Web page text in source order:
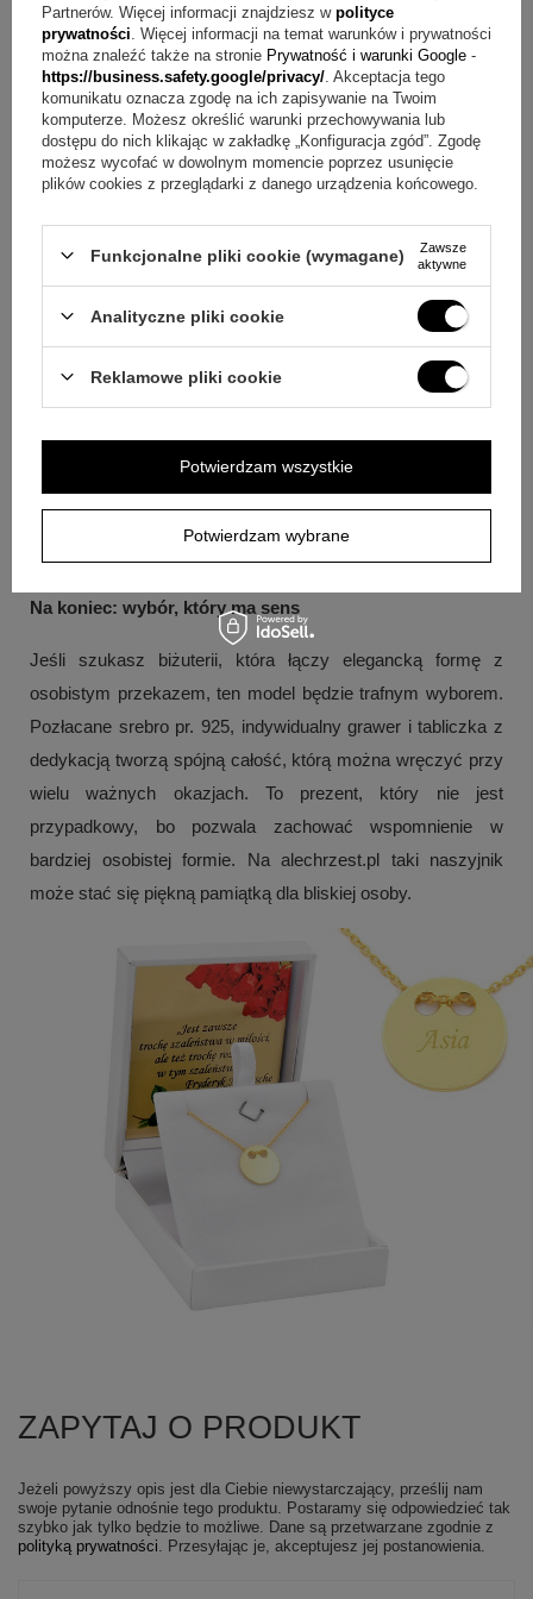
Odpowiedź:Na blaszce można umieścić na przykład imię,
inicjały lub datę, zgodnie z informacjami podanymi w opisie
produktu.
Pytanie: Czy naszyjnik nadaje się na ważną okazję?
Odpowiedź:Tak, produkt został opisany jako odpowiedni na
dzień Matki, rocznicę oraz inne wyjątkowe uroczystości.
Czy w zestawie jest coś poza samym
Tak, w skład zestawu wchodzi
także grawer na blaszce, tabliczka z dedykacją oraz białe
eleganckie etui prezentowe z różową kokardką.
Na koniec: wybór, który ma sens
Jeśli szukasz biżuterii, która łączy elegancką formę z
osobistym przekazem, ten model będzie trafnym wyborem.
Pozłacane srebro pr. 925, indywidualny grawer i tabliczka z
dedykacją tworzą spójną całość, którą można wręczyć przy
wielu ważnych okazjach. To prezent, który nie jest
przypadkowy, bo pozwala zachować wspomnienie w
bardziej osobistej formie. Na alechrzest.pl taki naszyjnik
może stać się piękną pamiątką dla bliskiej osoby.
ZAPYTAJ O PRODUKT
Jeżeli powyższy opis jest dla Ciebie niewystarczający, prześlij nam
swoje pytanie odnośnie tego produktu. Postaramy się odpowiedzieć tak
szybko jak tylko będzie to możliwe. Dane są przetwarzane zgodnie z
polityką prywatności. Przesyłając je, akceptujesz jej postanowienia.
Partnerów. Więcej informacji znajdziesz w polityce
prywatności . Więcej informacji na temat warunków i prywatności
można znaleźć także na stronie Prywatność i warunki Google -
https://business.safety.google/privacy/ . Akceptacja tego
komunikatu oznacza zgodę na ich zapisywanie na Twoim
komputerze. Możesz określić warunki przechowywania lub
dostępu do nich klikając w zakładkę „Konfiguracja zgód”. Zgodę
możesz wycofać w dowolnym momencie poprzez usunięcie
plików cookies z przeglądarki z danego urządzenia końcowego.
Funkcjonalne pliki cookie (wymagane)
Zawsze
aktywne
Analityczne pliki cookie
Reklamowe pliki cookie
Potwierdzam wybrane
Potwierdzam wszystkie